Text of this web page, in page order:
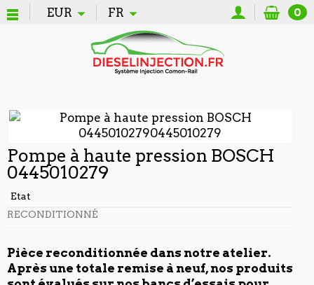
EUR FR 0
Pompe à haute pression BOSCH
0445010279
Etat
RECONDITIONNÉ
Pièce reconditionnée dans notre atelier.
Après une totale remise à neuf, nos produits